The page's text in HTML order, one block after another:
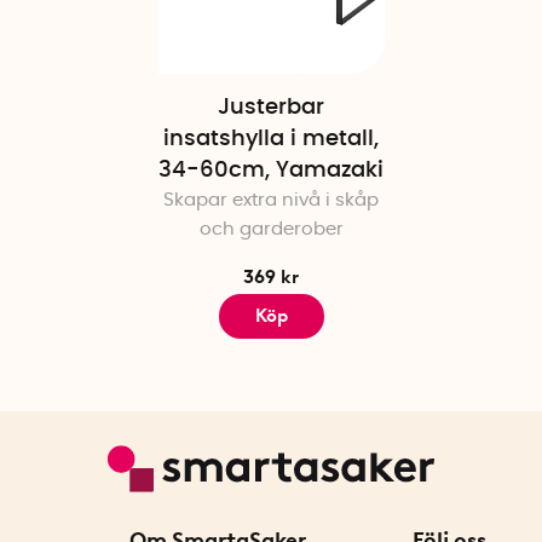
Justerbar
insatshylla i metall,
34-60cm, Yamazaki
Skapar extra nivå i skåp
och garderober
369 kr
Köp